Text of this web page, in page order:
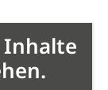
Inhalte